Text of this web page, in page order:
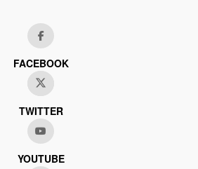
FACEBOOK
TWITTER
YOUTUBE